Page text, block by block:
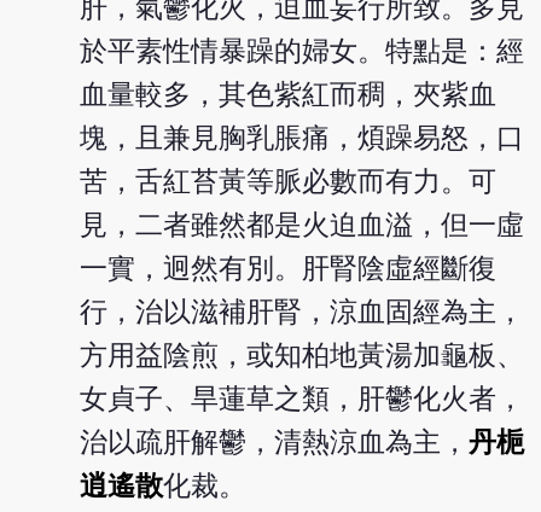
肝，氣鬱化火，迫血妄行所致。多見
於平素性情暴躁的婦女。特點是：經
血量較多，其色紫紅而稠，夾紫血
塊，且兼見胸乳脹痛，煩躁易怒，口
苦，舌紅苔黃等脈必數而有力。可
見，二者雖然都是火迫血溢，但一虛
一實，迥然有別。肝腎陰虛經斷復
行，治以滋補肝腎，涼血固經為主，
方用益陰煎，或知柏地黃湯加龜板、
女貞子、旱蓮草之類，肝鬱化火者，
治以疏肝解鬱，清熱涼血為主，丹梔
逍遙散化裁。